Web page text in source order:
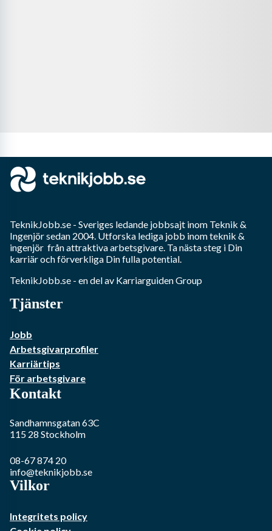
TeknikJobb.se - Sveriges ledande jobbsajt inom Teknik &
Ingenjörsedan 2004. Utforska lediga jobb inomteknik &
ingenjör från attraktiva arbetsgivare. Ta nästa steg i Din
karriär och förverkliga Din fulla potential.
TeknikJobb.se - en del av Karriarguiden Group
Tjänster
Jobb
Arbetsgivarprofiler
Karriärtips
För arbetsgivare
Kontakt
Sandhamnsgatan 63C
115 28 Stockholm
08-67 874 20
info@teknikjobb.se
Vilkor
Integritets policy